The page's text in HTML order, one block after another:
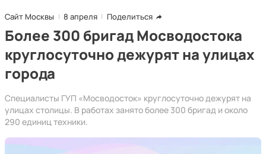
Сайт Москвы 8 апреля Поделиться
Более 300 бригад Мосводостока
круглосуточно дежурят на улицах
города
Специалисты ГУП «Мосводосток» круглосуточно дежурят на
улицах столицы. В работах занято более 300 бригад и около
290 единиц техники.